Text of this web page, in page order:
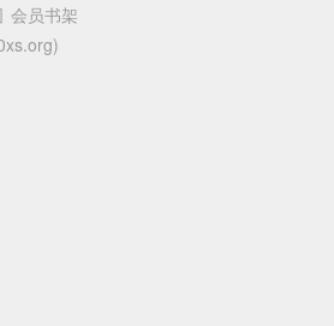
会员书架